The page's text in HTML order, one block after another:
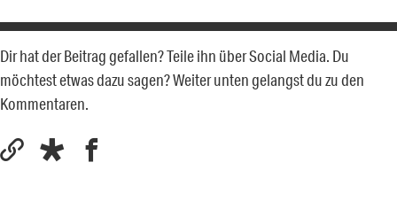
Dir hat der Beitrag gefallen? Teile ihn über Social Media. Du
möchtest etwas dazu sagen? Weiter unten gelangst du zu den
Kommentaren.